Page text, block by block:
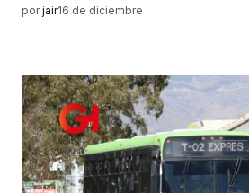
por jair16 de diciembre